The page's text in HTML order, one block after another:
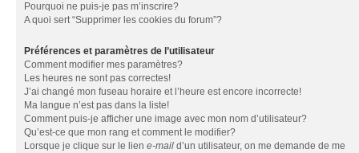
Pourquoi ne puis-je pas m’inscrire?
A quoi sert “Supprimer les cookies du forum”?
Préférences et paramètres de l’utilisateur
Comment modifier mes paramètres?
Les heures ne sont pas correctes!
J’ai changé mon fuseau horaire et l’heure est encore incorrecte!
Ma langue n’est pas dans la liste!
Comment puis-je afficher une image avec mon nom d’utilisateur?
Qu’est-ce que mon rang et comment le modifier?
Lorsque je clique sur le lien e-mail d’un utilisateur, on me demande de me